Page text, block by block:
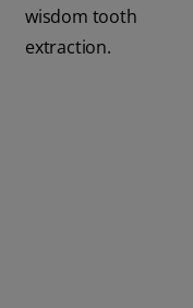
wisdom tooth
extraction.